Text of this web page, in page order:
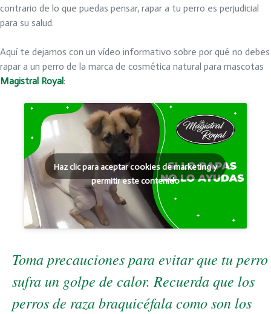
contrario de lo que puedas pensar, rapar a tu perro es perjudicial
para su salud.
Aquí te dejamos con un vídeo informativo sobre por qué no debes
rapar a un perro de la marca de cosmética natural para mascotas
Magistral Royal:
Haz clic para aceptar cookies de marketing y
permitir este contenido
Toma precauciones para evitar que tu perro
sufra un golpe de calor. Recuerda que los
perros de raza braquicéfala como son los